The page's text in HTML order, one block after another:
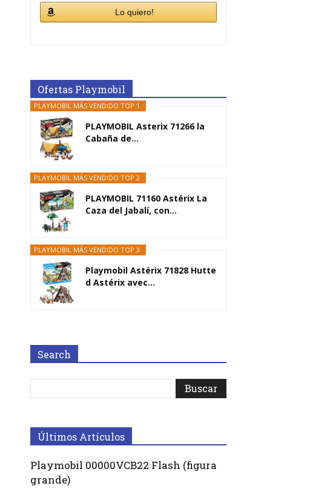
Lo quiero!
Ofertas Playmobil
PLAYMOBIL MÁS VENDIDO TOP 1
PLAYMOBIL Asterix 71266 la
Cabaña de...
PLAYMOBIL MÁS VENDIDO TOP 2
PLAYMOBIL 71160 Astérix La
Caza del Jabalí, con...
PLAYMOBIL MÁS VENDIDO TOP 3
Playmobil Astérix 71828 Hutte
d Astérix avec...
Search
Últimos Artículos
Playmobil 00000VCB22 Flash (figura
grande)